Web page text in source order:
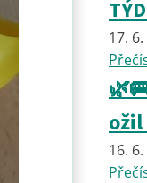
17.
ožil
16.